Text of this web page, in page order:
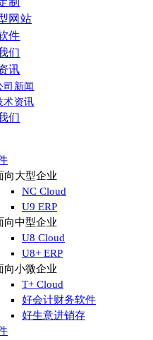
网站
件
们
讯
司新闻
术资讯
们
向大型企业
NC Cloud
U9 ERP
向中型企业
U8 Cloud
U8+ ERP
向小微企业
T+ Cloud
好会计财务软件
好生意进销存